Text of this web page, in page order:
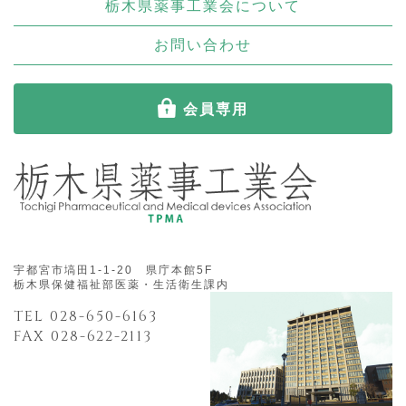
栃木県薬事工業会について
お問い合わせ
会員専用
宇都宮市塙田1-1-20 県庁本館5F
栃木県保健福祉部医薬・生活衛生課内
TEL 028-650-6163
FAX 028-622-2113